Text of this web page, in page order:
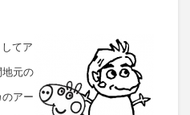
てア
地元の
アー